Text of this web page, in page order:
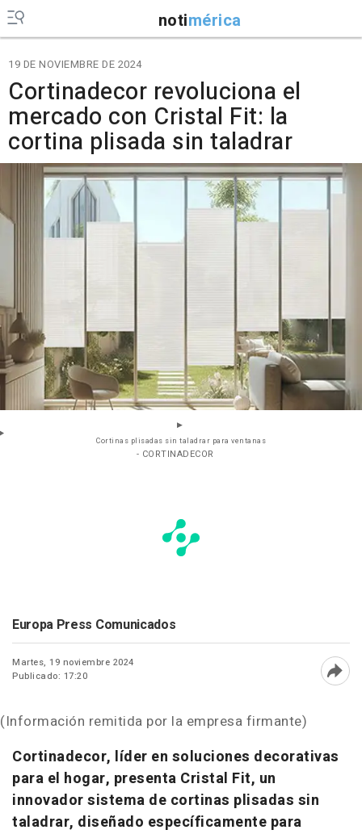
notimérica
19 DE NOVIEMBRE DE 2024
Cortinadecor revoluciona el
mercado con Cristal Fit: la
cortina plisada sin taladrar
Cortinas plisadas sin taladrar para ventanas
- CORTINADECOR
Europa Press Comunicados
Martes, 19 noviembre 2024
Publicado: 17:20
(Información remitida por la empresa firmante)
Cortinadecor, líder en soluciones decorativas
para el hogar, presenta Cristal Fit, un
innovador sistema de cortinas plisadas sin
taladrar, diseñado específicamente para